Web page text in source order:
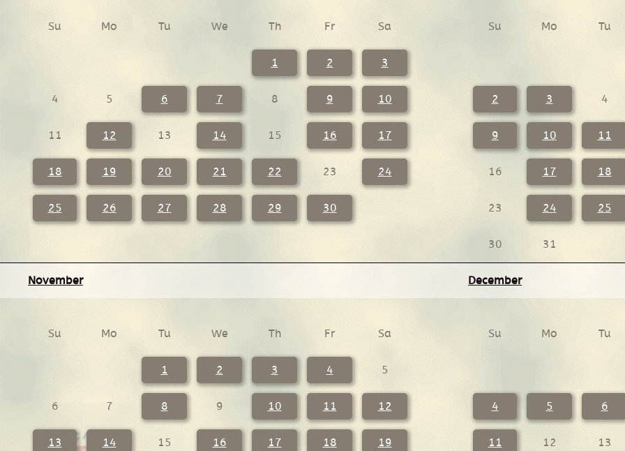
Su Mo Tu We Th Fr Sa
1 2 3
4 5 6 7 8 9 10
11 12 13 14 15 16 17
18 19 20 21 22 23 24
25 26 27 28 29 30
Su Mo Tu
2 3 4
9 10 11
16 17 18
23 24 25
30 31
November
Su Mo Tu We Th Fr Sa
1 2 3 4 5
6 7 8 9 10 11 12
13 14 15 16 17 18 19
December
Su Mo Tu
4 5 6
11 12 13